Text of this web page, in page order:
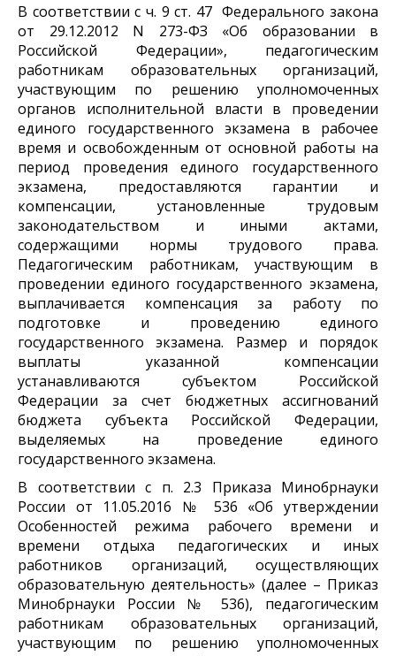
В соответствии с ч. 9 ст. 47 Федерального закона
от 29.12.2012 N 273-ФЗ «Об образовании в
Российской Федерации», педагогическим
работникам образовательных организаций,
участвующим по решению уполномоченных
органов исполнительной власти в проведении
единого государственного экзамена в рабочее
время и освобожденным от основной работы на
период проведения единого государственного
экзамена, предоставляются гарантии и
компенсации, установленные трудовым
законодательством и иными актами,
содержащими нормы трудового права.
Педагогическим работникам, участвующим в
проведении единого государственного экзамена,
выплачивается компенсация за работу по
подготовке и проведению единого
государственного экзамена. Размер и порядок
выплаты указанной компенсации
устанавливаются субъектом Российской
Федерации за счет бюджетных ассигнований
бюджета субъекта Российской Федерации,
выделяемых на проведение единого
государственного экзамена.
В соответствии с п. 2.3 Приказа Минобрнауки
России от 11.05.2016 № 536 «Об утверждении
Особенностей режима рабочего времени и
времени отдыха педагогических и иных
работников организаций, осуществляющих
образовательную деятельность» (далее – Приказ
Минобрнауки России № 536), педагогическим
работникам образовательных организаций,
участвующим по решению уполномоченных